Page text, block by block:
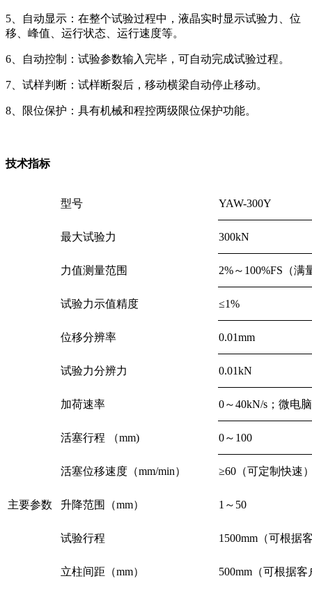
5、自动显示：在整个试验过程中，液晶实时显示试验力、位
移、峰值、运行状态、运行速度等。
6、自动控制：试验参数输入完毕，可自动完成试验过程。
7、试样判断：试样断裂后，移动横梁自动停止移动。
8、限位保护：具有机械和程控两级限位保护功能。
技术指标
主要参数
型号 YAW-300Y
最大试验力 300kN
力值测量范围 2%～100%FS（满
试验力示值精度 ≤1%
位移分辨率 0.01mm
试验力分辨力 0.01kN
加荷速率 0～40kN/s；微电
活塞行程 （mm) 0～100
活塞位移速度（mm/min） ≥60（可定制快速
升降范围（mm） 1～50
试验行程 1500mm（可根据
立柱间距（mm） 500mm（可根据